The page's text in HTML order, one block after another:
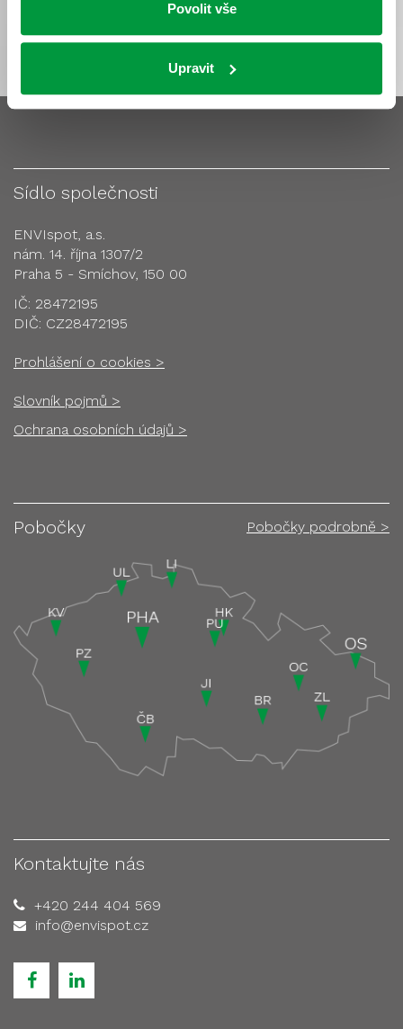
Povolit vše
Upravit
Sídlo společnosti
ENVIspot, a.s.
nám. 14. října 1307/2
Praha 5 - Smíchov, 150 00
IČ: 28472195
DIČ: CZ28472195
Prohlášení o cookies >
Slovník pojmů >
Ochrana osobních údajů >
Pobočky Pobočky podrobně >
Kontaktujte nás
+420 244 404 569
info@envispot.cz